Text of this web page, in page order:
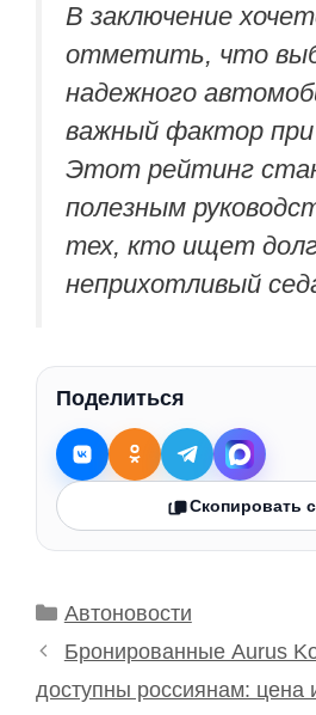
В заключение
отметить, что
надежного
важный фактор при
Этот рейтинг
полезным
тех, кто ищет
неприхотливый
Поделиться
Скопировать
Рубрики
Автоновости
Бронированные Aurus
доступны россиянам: цена